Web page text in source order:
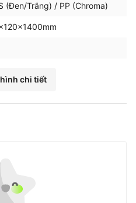
(Đen/Trắng) / PP (Chroma)
chi tiết